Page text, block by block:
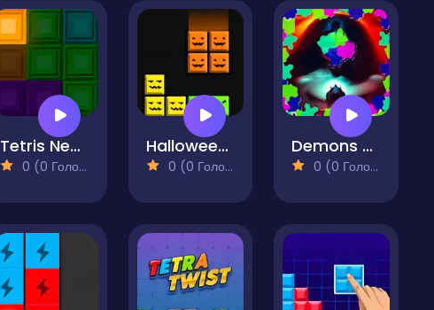
Tetris Neon
0 (0 Голосів)
Halloween Blocks
0 (0 Голосів)
Demons Slider Block Blitz
0 (0 Голосів)